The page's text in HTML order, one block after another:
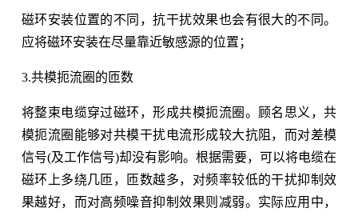
磁环安装位置的不同，抗干扰效果也会有很大的不同。
应将磁环安装在尽量靠近敏感源的位置；
3.共模扼流圈的匝数
将整束电缆穿过磁环，形成共模扼流圈。顾名思义，共
模扼流圈能够对共模干扰电流形成较大抗阻，而对差模
信号(及工作信号)却没有影响。根据需要，可以将电缆在
磁环上多绕几匝，匝数越多，对频率较低的干扰抑制效
果越好，而对高频噪音抑制效果则减弱。实际应用中，